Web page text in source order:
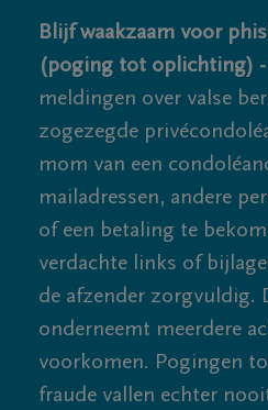
Blijf waakzaam voor
(poging tot oplichting) -
meldingen over valse
zogezegde
mom van een
mailadressen, andere
of een betaling te
verdachte links of
de afzender zorgvuldig.
onderneemt meerdere
voorkomen. Pogingen
fraude vallen echter